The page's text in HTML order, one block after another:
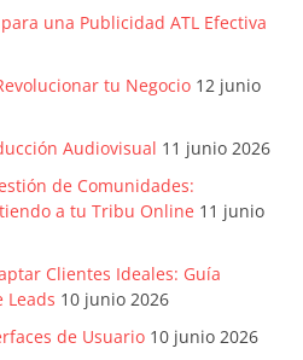
una Publicidad ATL Efectiva
tu Negocio 12 junio
Audiovisual 11 junio 2026
de Comunidades:
a tu Tribu Online 11 junio
Clientes Ideales: Guía
Leads 10 junio 2026
de Usuario 10 junio 2026